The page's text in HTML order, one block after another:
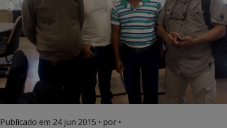
Publicado em 24 jun 2015 • por •